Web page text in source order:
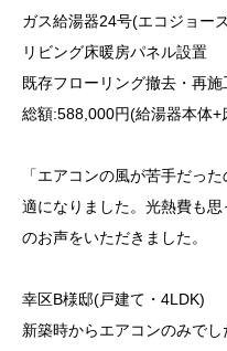
ガス給湯器24号(エコジョー
リビング床暖房パネル設置
既存フローリング撤去・再施
総額:588,000円(給湯器本体+
「エアコンの風が苦手だっ
適になりました。光熱費も
のお声をいただきました。
幸区B様邸(戸建て・4LDK)
新築時からエアコンのみで